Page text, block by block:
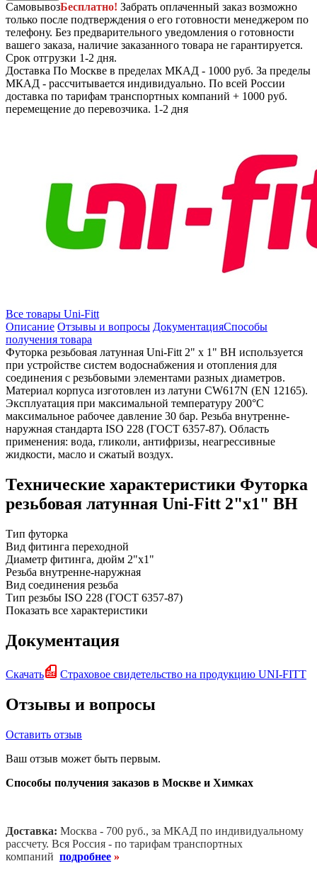
СамовывозБесплатно! Забрать оплаченный заказ возможно
только после подтверждения о его готовности менеджером по
телефону. Без предварительного уведомления о готовности
вашего заказа, наличие заказанного товара не гарантируется.
Срок отгрузки 1-2 дня.
Доставка По Москве в пределах МКАД - 1000 руб. За пределы
МКАД - рассчитывается индивидуально. По всей России
доставка по тарифам транспортных компаний + 1000 руб.
перемещение до перевозчика. 1-2 дня
Все товары Uni-Fitt
Описание Отзывы и вопросы ДокументацияСпособы
получения товара
Футорка резьбовая латунная Uni-Fitt 2" x 1" ВН используется
при устройстве систем водоснабжения и отопления для
соединения с резьбовыми элементами разных диаметров.
Материал корпуса изготовлен из латуни CW617N (EN 12165).
Эксплуатация при максимальной температуру 200°C
максимальное рабочее давление 30 бар. Резьба внутренне-
наружная стандарта ISO 228 (ГОСТ 6357-87). Область
применения: вода, гликоли, антифризы, неагрессивные
жидкости, масло и сжатый воздух.
Технические характеристики Футорка
резьбовая латунная Uni-Fitt 2"x1" ВН
Тип футорка
Вид фитинга переходной
Диаметр фитинга, дюйм 2"x1"
Резьба внутренне-наружная
Вид соединения резьба
Тип резьбы ISO 228 (ГОСТ 6357-87)
Показать все характеристики
Документация
Скачать Страховое свидетельство на продукцию UNI-FITT
Отзывы и вопросы
Оставить отзыв
Ваш отзыв может быть первым.
Способы получения заказов в Москве и Химках
Доставка: Москва - 700 руб., за МКАД по индивидуальному
рассчету. Вся Россия - по тарифам транспортных
компаний подробнее »